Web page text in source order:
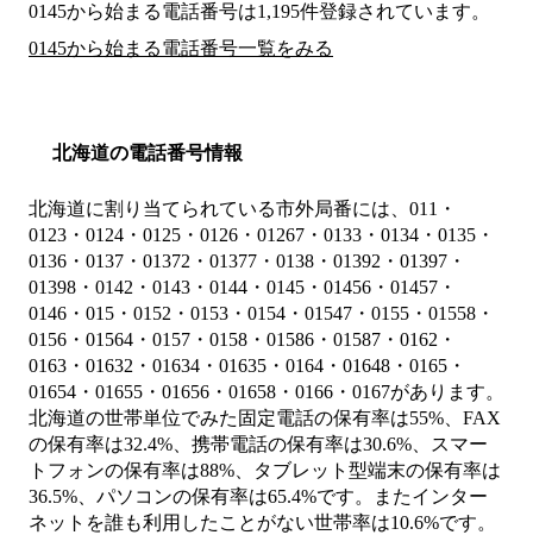
0145から始まる電話番号は1,195件登録されています。
0145から始まる電話番号一覧をみる
北海道の電話番号情報
北海道に割り当てられている市外局番には、011・
0123・0124・0125・0126・01267・0133・0134・0135・
0136・0137・01372・01377・0138・01392・01397・
01398・0142・0143・0144・0145・01456・01457・
0146・015・0152・0153・0154・01547・0155・01558・
0156・01564・0157・0158・01586・01587・0162・
0163・01632・01634・01635・0164・01648・0165・
01654・01655・01656・01658・0166・0167があります。
北海道の世帯単位でみた固定電話の保有率は55%、FAX
の保有率は32.4%、携帯電話の保有率は30.6%、スマー
トフォンの保有率は88%、タブレット型端末の保有率は
36.5%、パソコンの保有率は65.4%です。またインター
ネットを誰も利用したことがない世帯率は10.6%です。